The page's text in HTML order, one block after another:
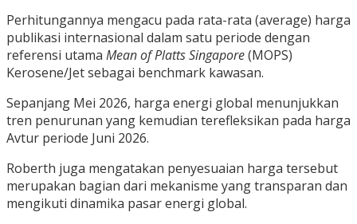
Perhitungannya mengacu pada rata-rata (average) harga
publikasi internasional dalam satu periode dengan
referensi utama Mean of Platts Singapore(MOPS)
Kerosene/Jet sebagai benchmark kawasan.
Sepanjang Mei 2026, harga energi global menunjukkan
tren penurunan yang kemudian terefleksikan pada harga
Avtur periode Juni 2026.
Roberth juga mengatakan penyesuaian harga tersebut
merupakan bagian dari mekanisme yang transparan dan
mengikuti dinamika pasar energi global.